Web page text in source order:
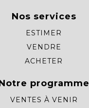
Nos services
ESTIMER
VENDRE
ACHETER
programme
VENTES À VENIR